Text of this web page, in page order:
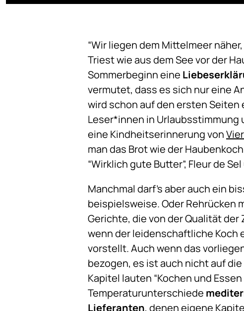
“Wir liegen dem Mittelmeer
Triest wie aus dem See vor der
Sommerbeginn eine
vermutet, dass es sich nur eine
wird schon auf den ersten
Leser*innen in Urlaubsstimmung
eine Kindheitserinnerung von
man das Brot wie der
“Wirklich gute Butter”, Fleur de
Manchmal darf’s aber auch ein
beispielsweise. Oder Rehrücken
Gerichte, die von der Qualität
wenn der leidenschaftliche Koch
vorstellt. Auch wenn das
bezogen, es ist auch nicht auf
Kapitel lauten “Kochen und
Temperaturunterschiede
Lieferanten, denen eigene